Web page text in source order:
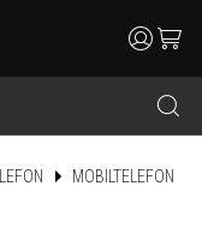
search
usercart
MOBILTELEFON